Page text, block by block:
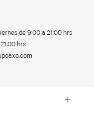
de 9:00 a 21:00 hrs
hrs